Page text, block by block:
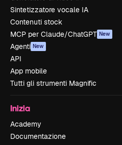
Sintetizzatore vocale IA
Contenuti stock
MCP per Claude/ChatGPT New
Agenti New
API
App mobile
Tutti gli strumenti Magnific
Inizia
Academy
Documentazione